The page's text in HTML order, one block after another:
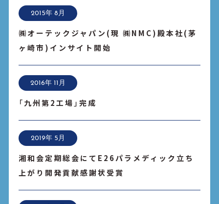
2015年 8月
㈱オーテックジャパン(現 ㈱NMC)殿本社(茅
ヶ崎市)インサイト開始
2016年 11月
「九州第2工場」完成
2019年 5月
湘和会定期総会にてE26パラメディック立ち
上がり開発貢献感謝状受賞